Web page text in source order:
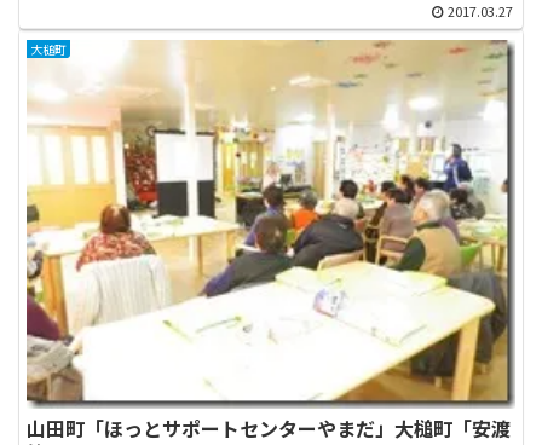
2017.03.27
大槌町
山田町「ほっとサポートセンターやまだ」大槌町「安渡